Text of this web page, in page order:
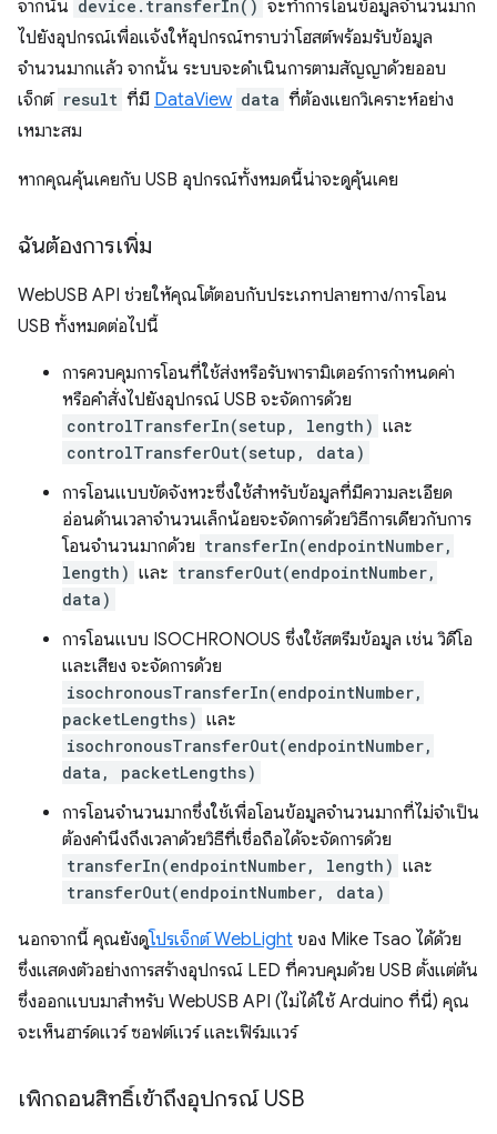
จากนั้น device.transferIn() จะทำการโอนข้อมูลจำนวนมาก
ไปยังอุปกรณ์เพื่อแจ้งให้อุปกรณ์ทราบว่าโฮสต์พร้อมรับข้อมูล
จำนวนมากแล้ว จากนั้น ระบบจะดำเนินการตามสัญญาด้วยออบ
เจ็กต์ result ที่มี DataView data ที่ต้องแยกวิเคราะห์อย่าง
เหมาะสม
หากคุณคุ้นเคยกับ USB อุปกรณ์ทั้งหมดนี้น่าจะดูคุ้นเคย
ฉันต้องการเพิ่ม
WebUSB API ช่วยให้คุณโต้ตอบกับประเภทปลายทาง/การโอน
USB ทั้งหมดต่อไปนี้
การควบคุมการโอนที่ใช้ส่งหรือรับพารามิเตอร์การกําหนดค่า
หรือคําสั่งไปยังอุปกรณ์ USB จะจัดการด้วย
controlTransferIn(setup, length) และ
controlTransferOut(setup, data)
การโอนแบบขัดจังหวะซึ่งใช้สำหรับข้อมูลที่มีความละเอียด
อ่อนด้านเวลาจำนวนเล็กน้อยจะจัดการด้วยวิธีการเดียวกับการ
โอนจำนวนมากด้วย transferIn(endpointNumber,
length) และ transferOut(endpointNumber,
data)
การโอนแบบ ISOCHRONOUS ซึ่งใช้สตรีมข้อมูล เช่น วิดีโอ
และเสียง จะจัดการด้วย
isochronousTransferIn(endpointNumber,
packetLengths) และ
isochronousTransferOut(endpointNumber,
data, packetLengths)
การโอนจำนวนมากซึ่งใช้เพื่อโอนข้อมูลจำนวนมากที่ไม่จําเป็น
ต้องคำนึงถึงเวลาด้วยวิธีที่เชื่อถือได้จะจัดการด้วย
transferIn(endpointNumber, length) และ
transferOut(endpointNumber, data)
นอกจากนี้ คุณยังดูโปรเจ็กต์ WebLight ของ Mike Tsao ได้ด้วย
ซึ่งแสดงตัวอย่างการสร้างอุปกรณ์ LED ที่ควบคุมด้วย USB ตั้งแต่ต้น
ซึ่งออกแบบมาสำหรับ WebUSB API (ไม่ได้ใช้ Arduino ที่นี่) คุณ
จะเห็นฮาร์ดแวร์ ซอฟต์แวร์ และเฟิร์มแวร์
เพิกถอนสิทธิ์เข้าถึงอุปกรณ์ USB